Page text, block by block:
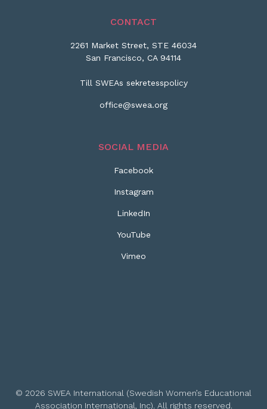
CONTACT
2261 Market Street, STE 46034
San Francisco, CA 94114
Till SWEAs sekretesspolicy
office@swea.org
SOCIAL MEDIA
Facebook
Instagram
LinkedIn
YouTube
Vimeo
© 2026 SWEA International (Swedish Women’s Educational
Association International, Inc). All rights reserved.